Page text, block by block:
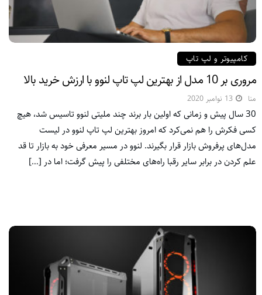
کامپیوتر و لپ تاپ
مروری بر 10 مدل از بهترین لپ تاپ لنوو با ارزش خرید بالا
منا 13 نوامبر 2020
30 سال پیش و زمانی که اولین بار برند چند ملیتی لنوو تاسیس شد، هیچ
کسی فکرش را هم نمی‌کرد که امروز بهترین لپ تاپ لنوو در لیست
مدل‌های پرفروش بازار قرار بگیرند. لنوو در مسیر معرفی خود به بازار تا قد
علم کردن در برابر سایر رقبا راه‌های مختلفی را پیش گرفت؛ اما در […]